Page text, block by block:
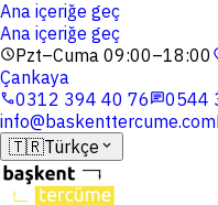
Ana içeriğe geç
Ana içeriğe geç
schedulePzt–Cuma 09:00–18:00
Çankaya
phone0312 394 40 76chat0544
info@baskenttercume.com
🇹🇷Türkçe expand_more